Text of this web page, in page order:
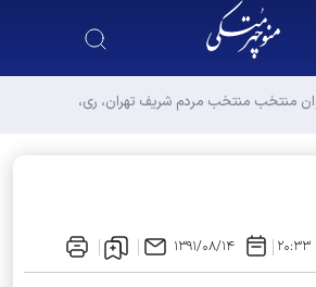
منتخب منتخب مردم شریف تهران، ری،
۲۰:۳۳ ۱۳۹۱/۰۸/۱۴